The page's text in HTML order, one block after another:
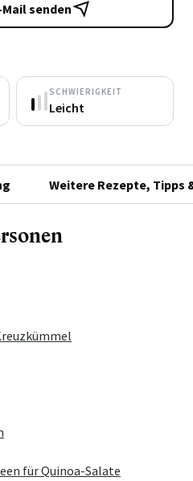
senden
SCHWIERIGKEIT
Leicht
Weitere Rezepte, Tipps
für Quinoa-Salate